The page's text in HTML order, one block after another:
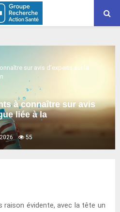
sur avis d’experts sur la
à connaître sur avis
liée à la
55
évidente, avec la tête un